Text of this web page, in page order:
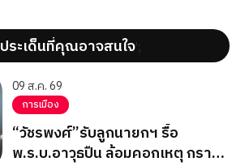
ประเด็นที่คุณอาจสนใจ';
09 ส.ค. 69
การเมือง
“วัชรพงศ์”รับลูกนายกฯ รื้อ
พ.ร.บ.อาวุธปืน ล้อมคอกเหตุ กราด